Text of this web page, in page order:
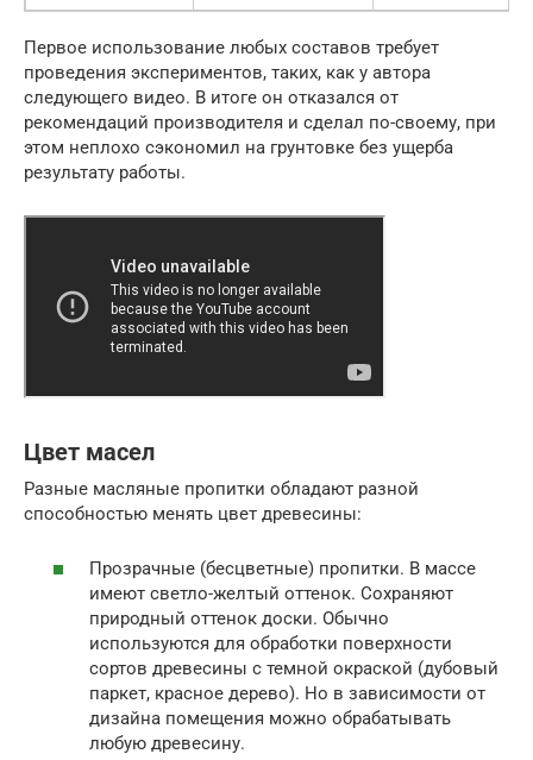
Первое использование любых составов требует
проведения экспериментов, таких, как у автора
следующего видео. В итоге он отказался от
рекомендаций производителя и сделал по-своему, при
этом неплохо сэкономил на грунтовке без ущерба
результату работы.
Цвет масел
Разные масляные пропитки обладают разной
способностью менять цвет древесины:
Прозрачные (бесцветные) пропитки. В массе
имеют светло-желтый оттенок. Сохраняют
природный оттенок доски. Обычно
используются для обработки поверхности
сортов древесины с темной окраской (дубовый
паркет, красное дерево). Но в зависимости от
дизайна помещения можно обрабатывать
любую древесину.